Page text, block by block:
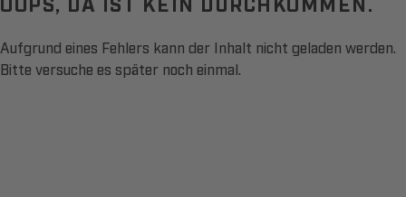
Aufgrund eines Fehlers kann der Inhalt nicht geladen werden.
Bitte versuche es später noch einmal.